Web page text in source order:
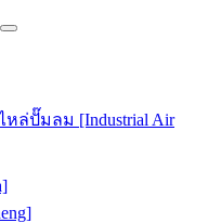
ล่ปั๊มลม [Industrial Air